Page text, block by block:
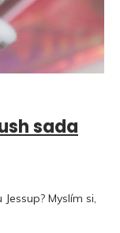
sada
Myslím si,